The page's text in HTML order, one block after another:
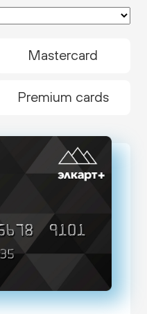
Mastercard
Premium cards